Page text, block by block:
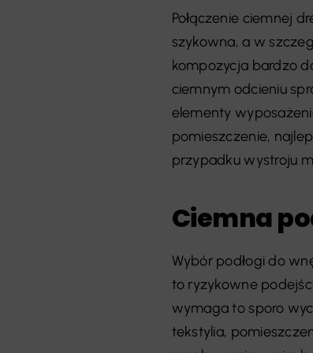
Połączenie ciemnej
szykowna, a w
kompozycja bardzo
ciemnym odcieniu
elementy
pomieszczenie,
przypadku wystroju
Ciemna
Wybór podłogi do
to ryzykowne
wymaga to sporo
tekstylia,